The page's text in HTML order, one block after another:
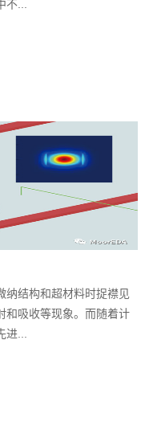
...
纳结构和超材料时捉襟见
和吸收等现象。而随着计
...